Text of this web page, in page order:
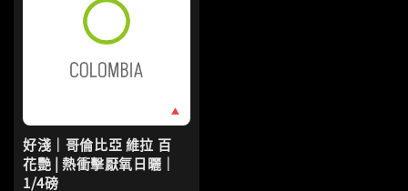
好淺｜哥倫比亞 維拉 百
花艷 | 熱衝擊厭氧日曬｜
1/4磅